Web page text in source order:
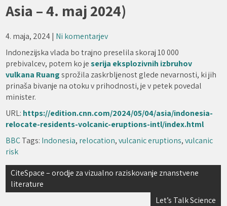
Asia – 4. maj 2024)
4. maja, 2024| Ni komentarjev
Indonezijska vlada bo trajno preselila skoraj 10 000
prebivalcev, potem ko jeserija eksplozivnih izbruhov
vulkana Ruangsprožila zaskrbljenost glede nevarnosti, ki jih
prinaša bivanje na otoku v prihodnosti, je v petek povedal
minister.
URL: https://edition.cnn.com/2024/05/04/asia/indonesia-
relocate-residents-volcanic-eruptions-intl/index.html
BBCTags: Indonesia, relocation,vulcanic eruptions,vulcanic
risk
Navigacija
prispevka
CiteSpace – orodje za vizualno raziskovanje znanstvene
literature
Let’s Talk Science